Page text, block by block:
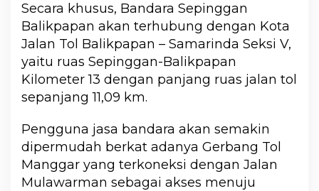
Secara khusus, Bandara Sepinggan
Balikpapan akan terhubung dengan Kota
Jalan Tol Balikpapan – Samarinda Seksi V,
yaitu ruas Sepinggan-Balikpapan
Kilometer 13 dengan panjang ruas jalan tol
sepanjang 11,09 km.
Pengguna jasa bandara akan semakin
dipermudah berkat adanya Gerbang Tol
Manggar yang terkoneksi dengan Jalan
Mulawarman sebagai akses menuju